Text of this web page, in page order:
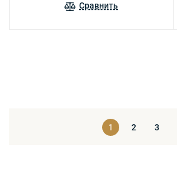
Сравнить
1 2 3